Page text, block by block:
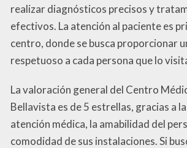
realizar diagnósticos precisos y
efectivos. La atención al paciente es
centro, donde se busca proporcionar
respetuoso a cada persona que lo
La valoración general del Centro
Bellavista es de 5 estrellas, gracias a
atención médica, la amabilidad del
comodidad de sus instalaciones. Si